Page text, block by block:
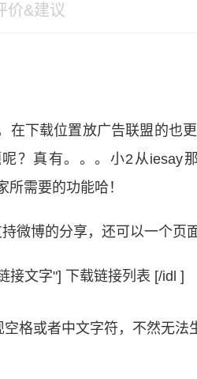
价&建议
在下载位置放广告联盟的也
？真有。。。小2从iesay
需要的功能哈！
微博的分享，还可以一个页
接文字"] 下载链接列表 [/idl ]
格或者中文字符，不然无法